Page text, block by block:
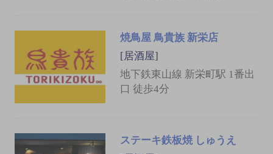
焼鳥屋 鳥貴族 新栄店
[居酒屋]
地下鉄東山線 新栄町駅 1番出
口 徒歩4分
ステーキ鉄板焼 しゅうえ